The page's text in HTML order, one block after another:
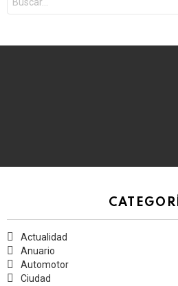
for:
Actualidad
Anuario
Automotor
Ciudad